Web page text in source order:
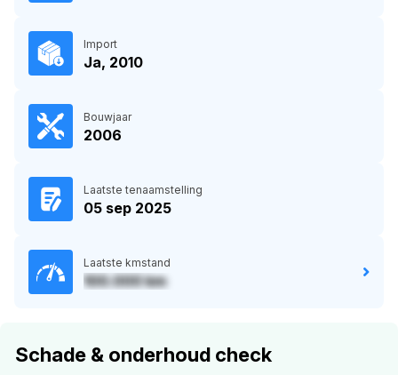
Import
Ja, 2010
Bouwjaar
2006
Laatste tenaamstelling
05 sep 2025
Laatste kmstand
100.000 km
Schade & onderhoud check